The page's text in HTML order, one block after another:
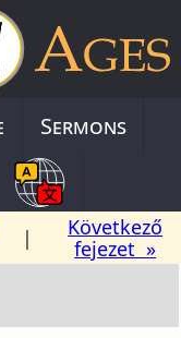
Sermons
|
Következő
fejezet »